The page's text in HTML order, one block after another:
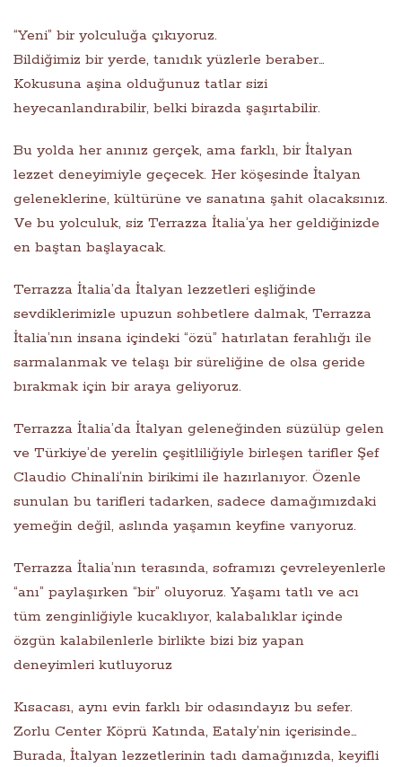
“Yeni” bir yolculuğa çıkıyoruz.
Bildiğimiz bir yerde, tanıdık yüzlerle beraber…
Kokusuna aşina olduğunuz tatlar sizi
heyecanlandırabilir, belki birazda şaşırtabilir.
Bu yolda her anınız gerçek, ama farklı, bir İtalyan
lezzet deneyimiyle geçecek. Her köşesinde İtalyan
geleneklerine, kültürüne ve sanatına şahit olacaksınız.
Ve bu yolculuk, siz Terrazza İtalia’ya her geldiğinizde
en baştan başlayacak.
Terrazza İtalia’da İtalyan lezzetleri eşliğinde
sevdiklerimizle upuzun sohbetlere dalmak, Terrazza
İtalia’nın insana içindeki “özü” hatırlatan ferahlığı ile
sarmalanmak ve telaşı bir süreliğine de olsa geride
bırakmak için bir araya geliyoruz.
Terrazza İtalia’da İtalyan geleneğinden süzülüp gelen
ve Türkiye’de yerelin çeşitliliğiyle birleşen tarifler Şef
Claudio Chinali’nin birikimi ile hazırlanıyor. Özenle
sunulan bu tarifleri tadarken, sadece damağımızdaki
yemeğin değil, aslında yaşamın keyfine varıyoruz.
Terrazza İtalia’nın terasında, soframızı çevreleyenlerle
“anı” paylaşırken “bir” oluyoruz. Yaşamı tatlı ve acı
tüm zenginliğiyle kucaklıyor, kalabalıklar içinde
özgün kalabilenlerle birlikte bizi biz yapan
deneyimleri kutluyoruz
Kısacası, aynı evin farklı bir odasındayız bu sefer.
Zorlu Center Köprü Katında, Eataly’nin içerisinde…
Burada, İtalyan lezzetlerinin tadı damağınızda, keyifli